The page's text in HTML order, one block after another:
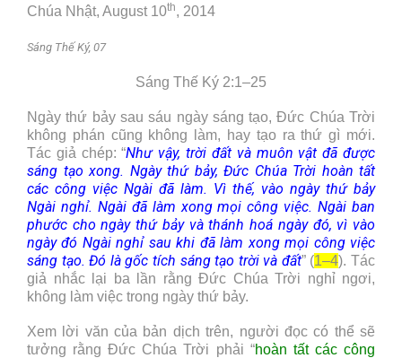
Chúa Nhật, August 10th, 2014
Sáng Thế Ký, 07
Sáng Thế Ký 2:1–25
Ngày thứ bảy sau sáu ngày sáng tạo, Đức Chúa Trời
không phán cũng không làm, hay tạo ra thứ gì mới.
Tác giả chép: “Như vậy, trời đất và muôn vật đã được
sáng tạo xong. Ngày thứ bảy, Đức Chúa Trời hoàn tất
các công việc Ngài đã làm. Vì thế, vào ngày thứ bảy
Ngài nghỉ. Ngài đã làm xong mọi công việc. Ngài ban
phước cho ngày thứ bảy và thánh hoá ngày đó, vì vào
ngày đó Ngài nghỉ sau khi đã làm xong mọi công việc
sáng tạo. Đó là gốc tích sáng tạo trời và đất” (1–4). Tác
giả nhắc lại ba lần rằng Đức Chúa Trời nghỉ ngơi,
không làm việc trong ngày thứ bảy.
Xem lời văn của bản dịch trên, người đọc có thể sẽ
tưởng rằng Đức Chúa Trời phải “hoàn tất các công